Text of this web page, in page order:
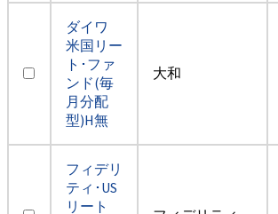
ダイワ
米国リー
ト･ファ
ンド(毎
月分配
型)H無
大和
フィデリ
ティ･US
リート